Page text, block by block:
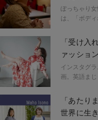
さん自身の
つめて」
ぽっちゃり
は、「ボデ
発表してき
めて」では
て、これま
さん自身の
「受け入
ァッショ
る、ボデ
インスタグ
画。英語ま
本当にそう
ずり出すよ
けるのでは
「あたり
世界に生